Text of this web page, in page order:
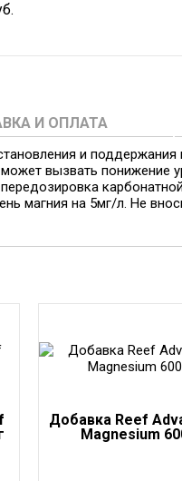
И ОПЛАТА
и
вызвать понижение
магния на 5мг/л. Не
Добавка Reef
Magnesium